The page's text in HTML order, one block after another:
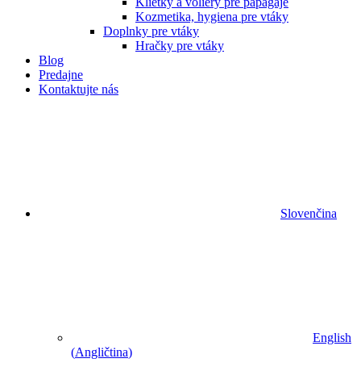
Kozmetika, hygiena pre vtáky
Doplnky pre vtáky
Hračky pre vtáky
Blog
Predajne
Kontaktujte nás
Slovenčina
English
(Angličtina)